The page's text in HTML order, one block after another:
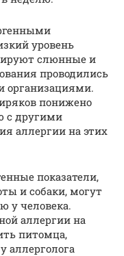
уровень
слюнные и
проводились
организациями.
понижено
с другими
аллергии на этих
показатели,
и собаки, могут
у человека.
аллергии на
питомца,
аллерголога